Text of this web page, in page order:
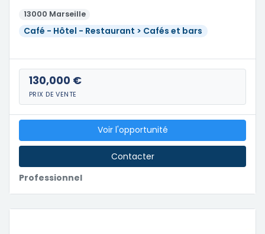
13000 Marseille
Café - Hôtel - Restaurant > Cafés et bars
130,000 €
PRIX DE VENTE
Professionnel
Voir l'opportunité
Contacter